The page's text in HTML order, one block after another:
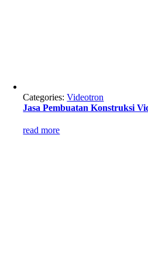
Categories:Videotron
Jasa Pembuatan Konstruksi
read more